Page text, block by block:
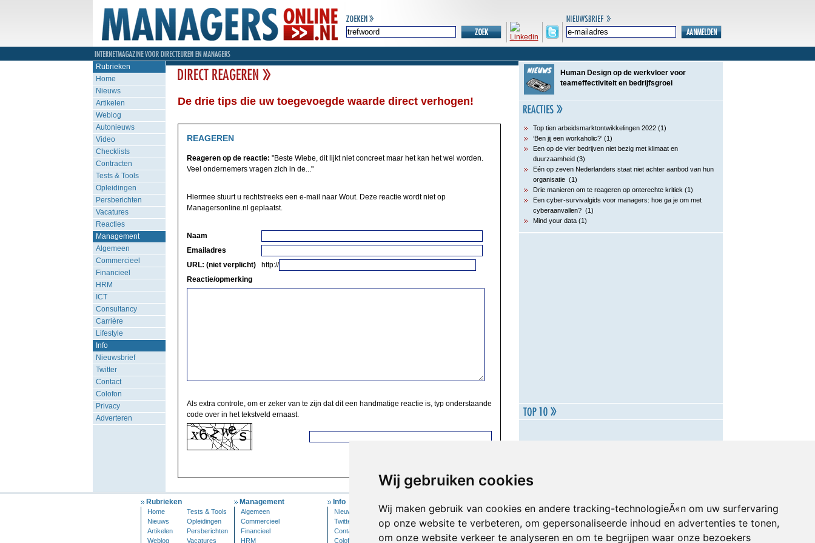
Wij gebruiken cookies
Wij maken gebruik van cookies en andere tracking-technologieÃ«n om uw surfervaring
op onze website te verbeteren, om gepersonaliseerde inhoud en advertenties te tonen,
om onze website verkeer te analyseren en om te begrijpen waar onze bezoekers
Rubrieken
Home
Nieuws
Artikelen
Weblog
Autonieuws
Video
Checklists
Contracten
Tests & Tools
Opleidingen
Persberichten
Vacatures
Reacties
Management
Algemeen
Commercieel
Financieel
HRM
ICT
Consultancy
Carrière
Lifestyle
Info
Nieuwsbrief
Twitter
Contact
Colofon
Privacy
Adverteren
De drie tips die uw toegevoegde waarde direct verhogen!
REAGEREN
Reageren op de reactie: "Beste Wiebe, dit lijkt niet concreet maar het kan het wel worden.
Veel ondernemers vragen zich in de..."
Hiermee stuurt u rechtstreeks een e-mail naar Wout. Deze reactie wordt niet op
Managersonline.nl geplaatst.
Naam
Emailadres
URL: (niet verplicht)
http://
Reactie/opmerking
Als extra controle, om er zeker van te zijn dat dit een handmatige reactie is, typ onderstaande
code over in het tekstveld ernaast.
Human Design op de werkvloer voor
teameffectiviteit en bedrijfsgroei
Top tien arbeidsmarktontwikkelingen 2022 (1)
‘Ben jij een workaholic?’ (1)
Een op de vier bedrijven niet bezig met klimaat en
duurzaamheid (3)
Eén op zeven Nederlanders staat niet achter aanbod van hun
organisatie (1)
Drie manieren om te reageren op onterechte kritiek (1)
Een cyber-survivalgids voor managers: hoe ga je om met
cyberaanvallen? (1)
Mind your data (1)
Rubrieken
Home
Tests & Tools
Nieuws
Opleidingen
Artikelen
Persberichten
Weblog
Vacatures
Management
Algemeen
Commercieel
Financieel
HRM
Info
Nieuwsbrief
Twitter
Contact
Colofon
Inloggen